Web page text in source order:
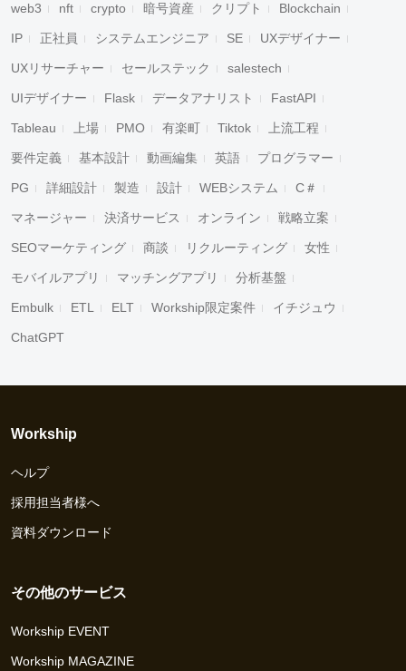
web3 nft crypto 暗号資産 クリプト Blockchain
IP 正社員 システムエンジニア SE UXデザイナー
UXリサーチャー セールステック salestech
UIデザイナー Flask データアナリスト FastAPI
Tableau 上場 PMO 有楽町 Tiktok 上流工程
要件定義 基本設計 動画編集 英語 プログラマー
PG 詳細設計 製造 設計 WEBシステム C＃
マネージャー 決済サービス オンライン 戦略立案
SEOマーケティング 商談 リクルーティング 女性
モバイルアプリ マッチングアプリ 分析基盤
Embulk ETL ELT Workship限定案件 イチジュウ
ChatGPT
Workship
ヘルプ
採用担当者様へ
資料ダウンロード
その他のサービス
Workship EVENT
Workship MAGAZINE